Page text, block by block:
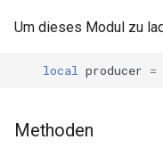
spnego-http-auth
srcache
srt
Um dieses Modul zu
local producer =
Methoden